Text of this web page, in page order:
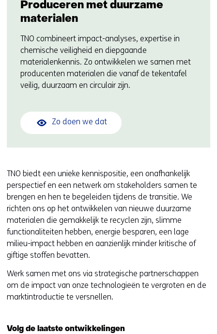
Produceren met duurzame
materialen
TNO combineert impact-analyses, expertise in
chemische veiligheid en diepgaande
materialenkennis. Zo ontwikkelen we samen met
producenten materialen die vanaf de tekentafel
veilig, duurzaam en circulair zijn.
Zo doen we dat
TNO biedt een unieke kennispositie, een onafhankelijk
perspectief en een netwerk om stakeholders samen te
brengen en hen te begeleiden tijdens de transitie. We
richten ons op het ontwikkelen van nieuwe duurzame
materialen die gemakkelijk te recyclen zijn, slimme
functionaliteiten hebben, energie besparen, een lage
milieu-impact hebben en aanzienlijk minder kritische of
giftige stoffen bevatten.
Werk samen met ons via strategische partnerschappen
om de impact van onze technologieën te vergroten en de
marktintroductie te versnellen.
Volg de laatste ontwikkelingen